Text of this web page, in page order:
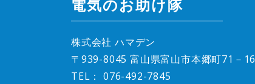
電気のお助け隊
株式会社 ハマデン
〒939-8045 富山県富山市本郷町71－16
TEL： 076-492-7845